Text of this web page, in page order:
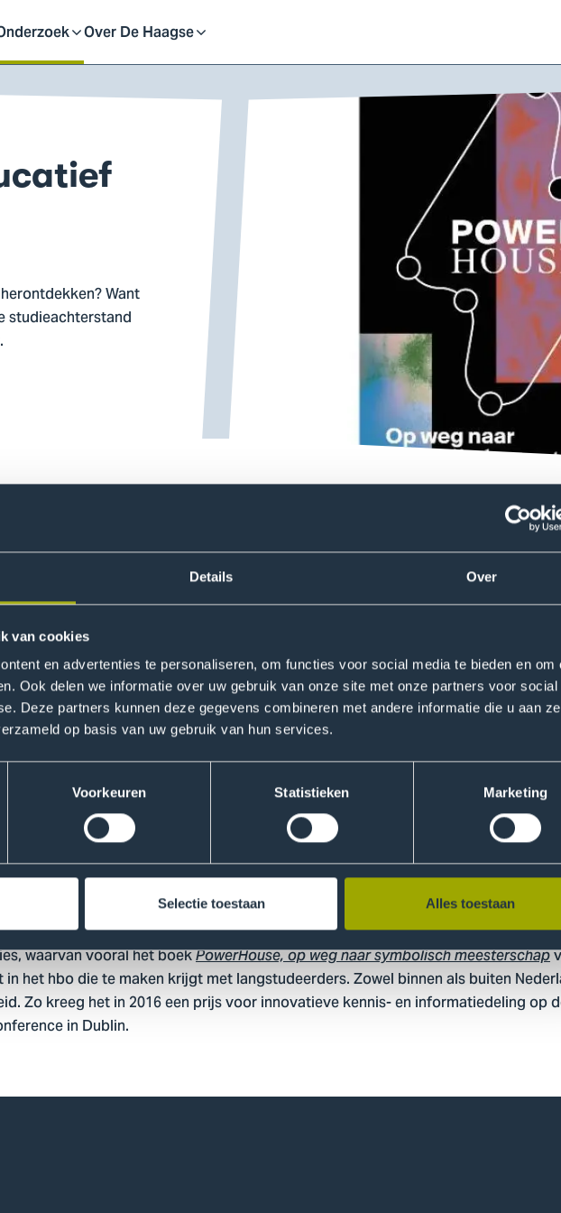
Details Over
van cookies
en advertenties te personaliseren, om functies voor social media te bieden en om
Ook delen we informatie over uw gebruik van onze site met onze partners voor social
Deze partners kunnen deze gegevens combineren met andere informatie die u aan
op basis van uw gebruik van hun services.
Voorkeuren Statistieken Marketing
Selectie toestaan Alles toestaan
Over De Haagse
Open
sluit
Want
studieachterstand
hun eigenwaarde laten herontdekken? Want het zoveelste herexamen en een
werken fnuikend op het zelfvertrouwen van een student. In
hebben wij het project PowerHouse geïnitieerd met als doel activerende
waarin educatief kwetsbare studenten hun begrenzingen leren
het lectoraat Duurzame Talentontwikkeling is inclusiviteit. Talentontwikkeling4all.
die resulteren in een professionele en persoonlijke groei van alle
langstudeerders hun sociaal, cultureel en psychologisch kapitaal kunnen
dan aan het begin hebben zij het diploma gehaald en zijn zij
heeft impact gehad op de hele hogeschool. En nog steeds. Want de
waarvan vooral het boekPowerHouse, op weg naar symbolisch meesterschap
het hbo die te maken krijgt met langstudeerders. Zowel binnen als buiten
Zo kreeg het in 2016 een prijs voor innovatieve kennis- en informatiedeling op
in Dublin.